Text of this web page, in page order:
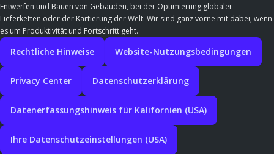
Entwerfen und Bauen von Gebäuden, bei der Optimierung globaler
Lieferketten oder der Kartierung der Welt. Wir sind ganz vorne mit dabei, wenn
es um Produktivität und Fortschritt geht.
Rechtliche Hinweise Website-Nutzungsbedingungen
Privacy Center Datenschutzerklärung
Datenerfassungshinweis für Kalifornien (USA)
Ihre Datenschutzeinstellungen (USA)